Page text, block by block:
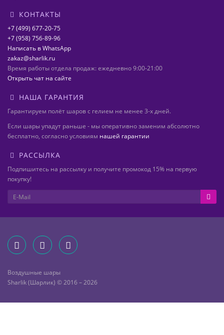
КОНТАКТЫ
+7 (499) 677-20-75
+7 (958) 756-89-96
Написать в WhatsApp
zakaz@sharlik.ru
Время работы отдела продаж: ежедневно 9:00-21:00
Открыть чат на сайте
НАША ГАРАНТИЯ
Гарантируем полёт шаров с гелием не менее 3-х дней.
Если шары упадут раньше - мы оперативно заменим абсолютно
бесплатно, согласно условиям нашей гарантии
РАССЫЛКА
Подпишитесь на рассылку и получите промокод 15% на первую
покупку!
Воздушные шары
Sharlik (Шарлик) © 2016 – 2026